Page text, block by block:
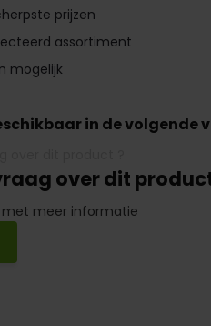
prijzen
assortiment
mogelijk
in de volgende
over dit
met meer informatie